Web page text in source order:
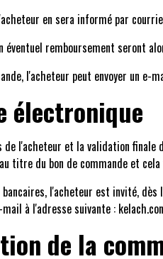
en sera informé par
éventuel remboursement seront
l'acheteur peut envoyer un e-
électronique
l'acheteur et la validation
titre du bon de commande et
l'acheteur est invité,
à l'adresse suivante :
de la